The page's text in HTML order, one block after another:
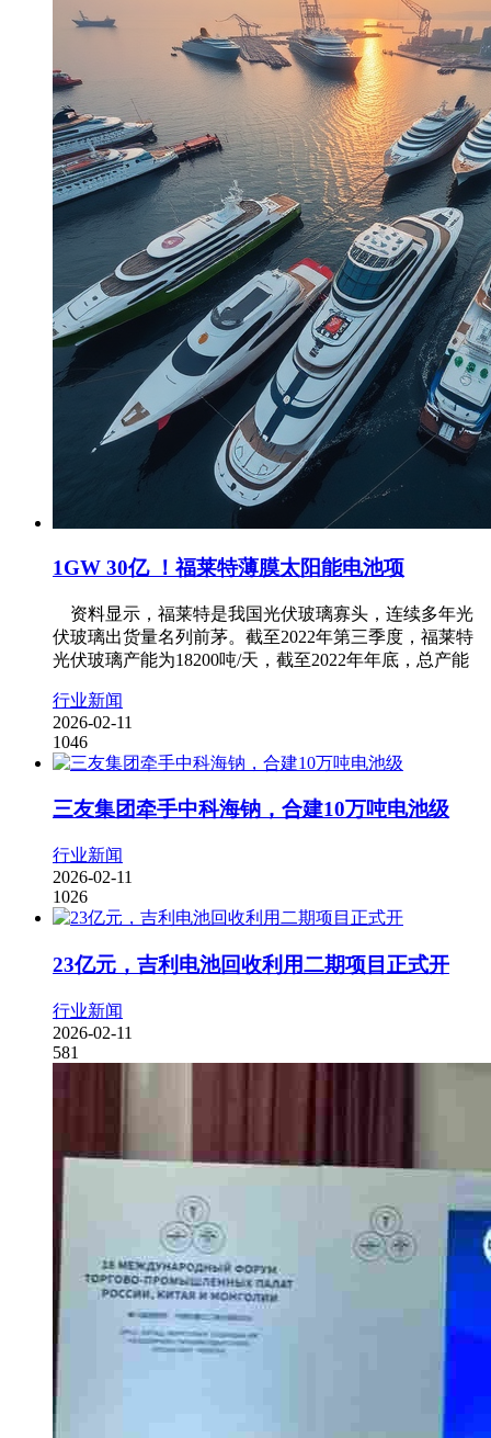
1GW 30亿 ！福莱特薄膜太阳能电池项
资料显示，福莱特是我国光伏玻璃寡头，连续多年光
伏玻璃出货量名列前茅。截至2022年第三季度，福莱特
光伏玻璃产能为18200吨/天，截至2022年年底，总产能
行业新闻
2026-02-11
1046
三友集团牵手中科海钠，合建10万吨电池级
行业新闻
2026-02-11
1026
23亿元，吉利电池回收利用二期项目正式开
行业新闻
2026-02-11
581